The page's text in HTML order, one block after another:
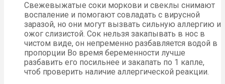
Свежевыжатые соки моркови и свеклы снимают
воспаление и помогают совладать с вирусной
заразой, но они могут вызвать сильную аллергию и
ожог слизистой. Сок нельзя закапывать в нос в
чистом виде, он непременно разбавляется водой в
пропорции Во время беременности лучше
разбавить его посильнее и закапать по 1 капле,
чтоб проверить наличие аллергической реакции.